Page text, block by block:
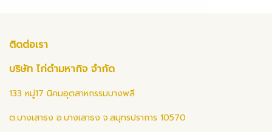
ติดต่อเรา
บริษัท ไก่ดำมหากิจ จำกัด
133 หมู่17 นิคมอุตสาหกรรมบางพลี
ต.บางเสาธง อ.บางเสาธง จ.สมุทรปราการ 10570